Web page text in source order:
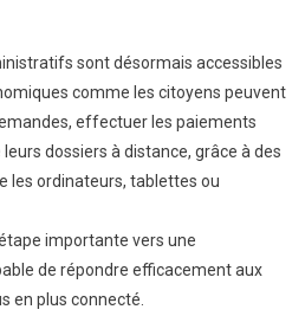
sont désormais accessibles
comme les citoyens peuvent
effectuer les paiements
dossiers à distance, grâce à des
les ordinateurs, tablettes ou
importante vers une
de répondre efficacement aux
en plus connecté.